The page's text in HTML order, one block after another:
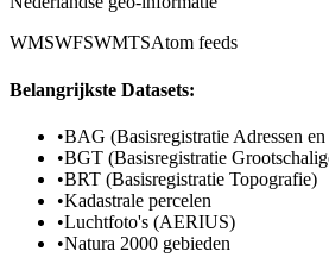
WMSWFSWMTSAtom feeds
Belangrijkste Datasets:
•BAG (Basisregistratie Adressen
•BGT (Basisregistratie
•BRT (Basisregistratie Topografie)
•Kadastrale percelen
•Luchtfoto's (AERIUS)
•Natura 2000 gebieden